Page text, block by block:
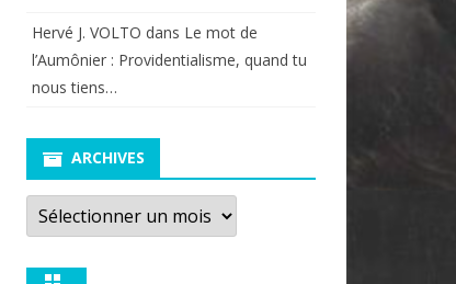
Hervé J. VOLTO dans Le mot de
l’Aumônier : Providentialisme, quand tu
nous tiens…
ARCHIVES
Archives